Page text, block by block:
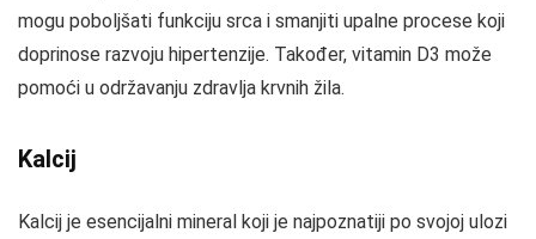
mogu poboljšati funkciju srca i smanjiti upalne procese koji
doprinose razvoju hipertenzije. Također, vitamin D3 može
pomoći u održavanju zdravlja krvnih žila.
Kalcij
Kalcij je esencijalni mineral koji je najpoznatiji po svojoj ulozi